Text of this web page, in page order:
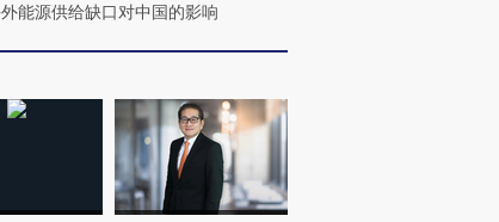
能源供给缺口对中国的影响